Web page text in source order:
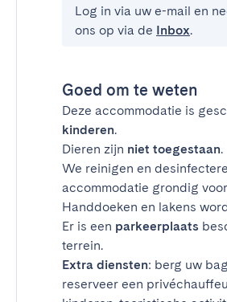
Log in via uw e-mail en
ons op via de Inbox.
Goed om te weten
Deze accommodatie is
kinderen.
Dieren zijn niet toegestaan.
We reinigen en
accommodatie grondig
Handdoeken en lakens
Er is een parkeerplaats
terrein.
Extra diensten: berg uw
reserveer een